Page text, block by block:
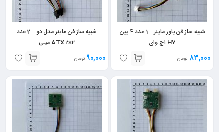
شبیه ساز فن پاور ماینر – 1 عدد 4 پین
HY اچ وای
83,000 تومان
شبیه ساز فن ماینر مدل دو – 2 عدد
ATX 2×2 مینی
90,000 تومان